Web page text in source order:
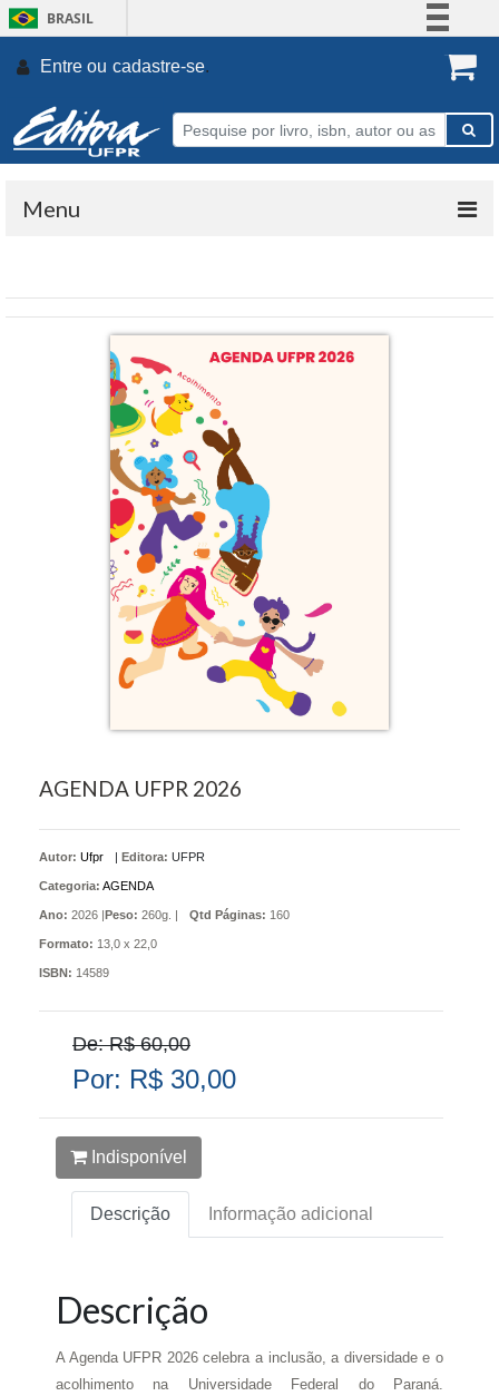
BRASIL
Participe
Entre ou cadastre-se.
Menu
AGENDA UFPR 2026
Autor: Ufpr |Editora: UFPR
Categoria: AGENDA
Ano: 2026 |Peso: 260g. | Qtd Páginas: 160
Formato: 13,0 x 22,0
ISBN: 14589
De: R$ 60,00
Por: R$ 30,00
Indisponível
Descrição Informação adicional
Descrição
A Agenda UFPR 2026 celebra a inclusão, a diversidade e o
acolhimento na Universidade Federal do Paraná.